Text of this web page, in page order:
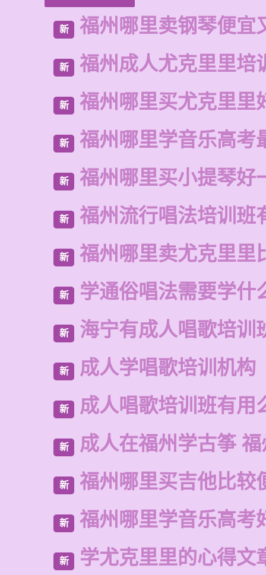
新 福州哪里卖钢琴便宜
新 福州成人尤克里里培
新 福州哪里买尤克里里
新 福州哪里学音乐高考
新 福州哪里买小提琴好
新 福州流行唱法培训班
新 福州哪里卖尤克里里
新 学通俗唱法需要学什
新 海宁有成人唱歌培训
新 成人学唱歌培训机构
新 成人唱歌培训班有用
新 成人在福州学古筝
新 福州哪里买吉他比较
新 福州哪里学音乐高考
新 学尤克里里的心得文